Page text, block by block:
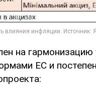
на гармонизацию
ЕС и